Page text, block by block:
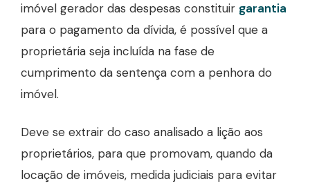
imóvel gerador das despesas constituir garantia
para o pagamento da dívida, é possível que a
proprietária seja incluída na fase de
cumprimento da sentença com a penhora do
imóvel.
Deve se extrair do caso analisado a lição aos
proprietários, para que promovam, quando da
locação de imóveis, medida judiciais para evitar